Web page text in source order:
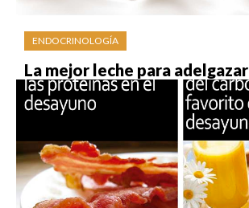
ENDOCRINOLOGÍA
La mejor leche para adelgazar